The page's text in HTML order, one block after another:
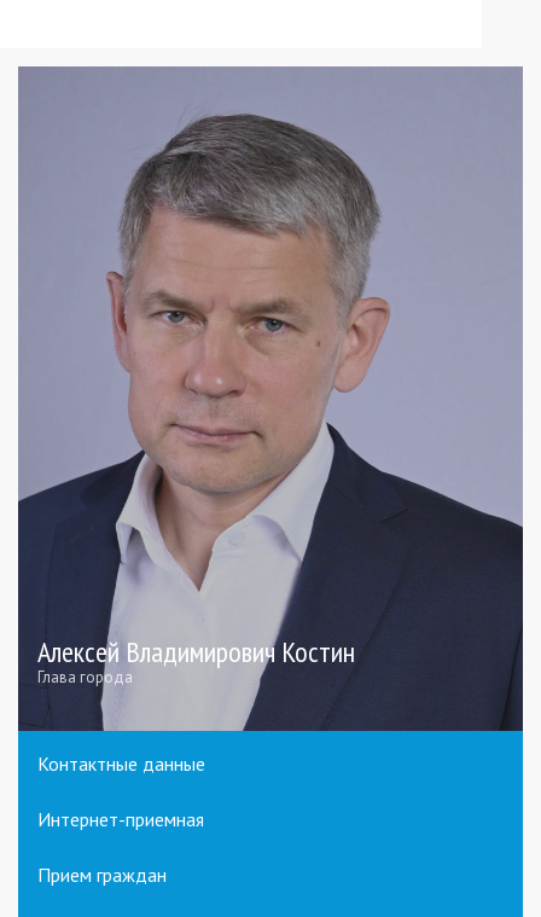
Алексей Владимирович Костин
Глава города
Контактные данные
Интернет-приемная
Прием граждан